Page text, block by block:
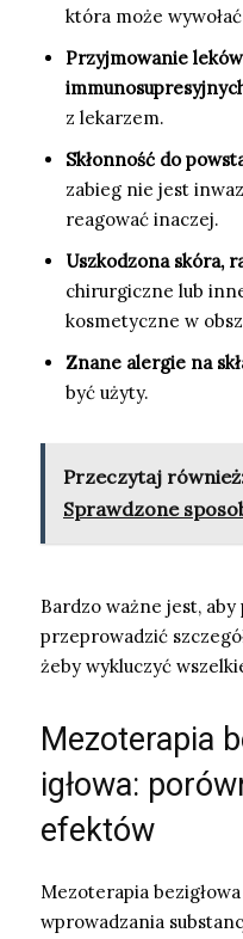
która może
Przyjmowanie
z lekarzem.
Skłonność do
zabieg nie jest
reagować inaczej.
Uszkodzona skóra,
chirurgiczne lub
kosmetyczne w
Znane alergie na
być użyty.
Przeczytaj
Sprawdzone
Bardzo ważne jest,
przeprowadzić
żeby wykluczyć
Mezoterapia
igłowa:
efektów
Mezoterapia
wprowadzania